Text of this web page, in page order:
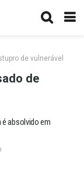
de vulnerável
de
absolvido em